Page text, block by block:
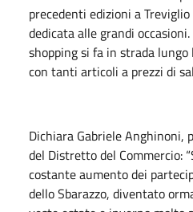
precedenti edizioni a
dedicata alle grandi
shopping si fa in strada
con tanti articoli a prezzi di
Dichiara Gabriele Anghinoni,
del Distretto del Commercio:
costante aumento dei
dello Sbarazzo, diventato